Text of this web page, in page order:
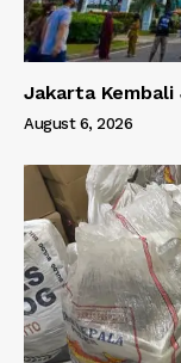
Jakarta
August 6, 2026